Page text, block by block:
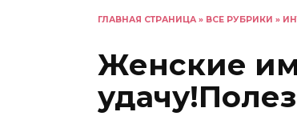
ГЛАВНАЯ СТРАНИЦА » ВСЕ РУБРИКИ »
Женские